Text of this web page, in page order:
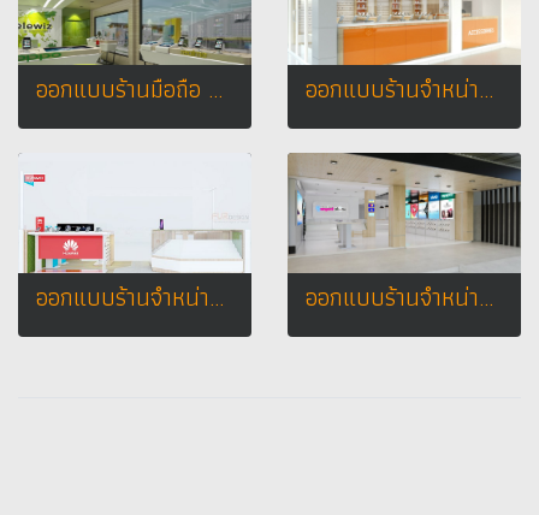
ออกแบบร้านมือถือ AIS Telewiz กรมหลวงชุมพร ออกแบบร้านจำหน่ายมือถือ ร้าน บ้าน มือถือ อ.กุยบุรี จ.ประจวบคีรีขันธ์
ออกแบบร้านจำหน่ายมือถือ ร้าน huawei _ vivo บิ๊กซี จ. สุพรรณบุรี ออกแบบร้านจำหน่ายมือถือ ร้านยานยนต์โฟน จ.ชัยภูมิ